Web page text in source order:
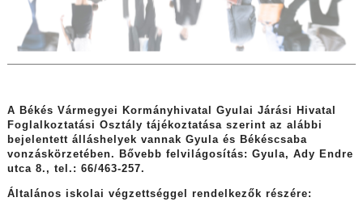
A Békés Vármegyei Kormányhivatal Gyulai Járási Hivatal
Foglalkoztatási Osztály tájékoztatása szerint az alábbi
bejelentett álláshelyek vannak Gyula és Békéscsaba
vonzáskörzetében. Bővebb felvilágosítás: Gyula, Ady Endre
utca 8., tel.: 66/463-257.
Általános iskolai végzettséggel rendelkezők részére: